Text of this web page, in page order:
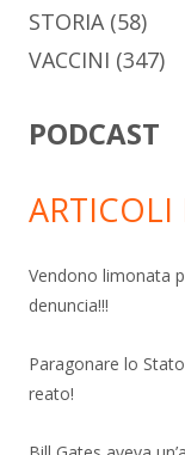
STORIA(58)
VACCINI (347)
PODCAST
ARTICOLI
Vendono limonata
denuncia!!!
Paragonare lo
reato!